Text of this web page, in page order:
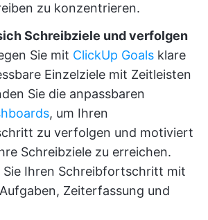
zu konzentrieren.
Schreibziele und verfolgen
Sie mit ClickUp Goals klare
Einzelziele mit Zeitleisten
Sie die anpassbaren
, um Ihren
zu verfolgen und motiviert
Schreibziele zu erreichen.
Sie Ihren Schreibfortschritt mit
Zeiterfassung und